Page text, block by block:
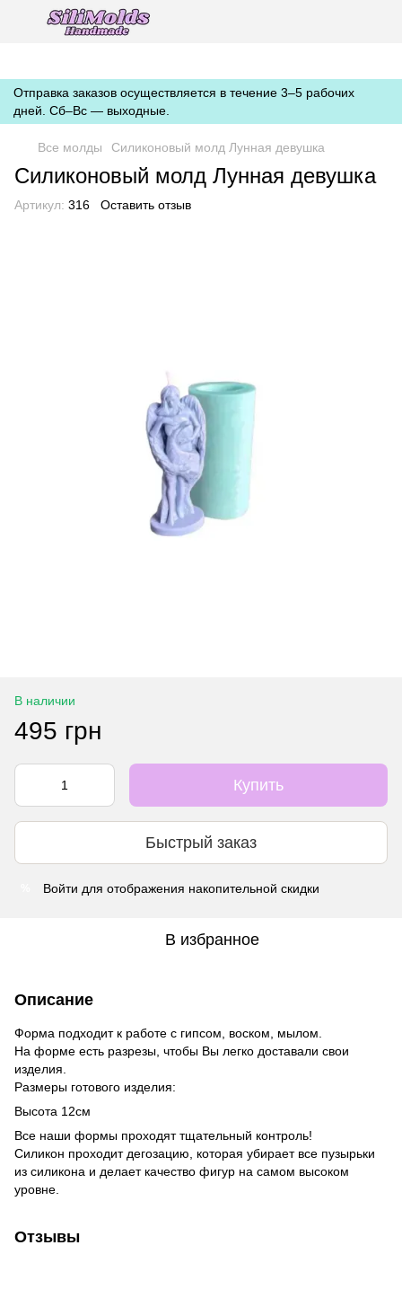
https://silimolds.com.ua//.well-known/apple-developer-merchantid-
domain-association
Отправка заказов осуществляется в течение 3–5 рабочих
дней. Сб–Вс — выходные.
Все молды Силиконовый молд Лунная девушка
Силиконовый молд Лунная девушка
Артикул: 316 Оставить отзыв
В наличии
495 грн
Купить
Быстрый заказ
Войти для отображения накопительной скидки
В избранное
Описание
Форма подходит к работе с гипсом, воском, мылом.
На форме есть разрезы, чтобы Вы легко доставали свои
изделия.
Размеры готового изделия:
Высота 12см
Все наши формы проходят тщательный контроль!
Силикон проходит дегозацию, которая убирает все пузырьки
из силикона и делает качество фигур на самом высоком
уровне.
Отзывы